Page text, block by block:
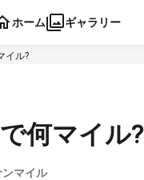
ホーム ギャラリー
イル?
何マイル?
マイル